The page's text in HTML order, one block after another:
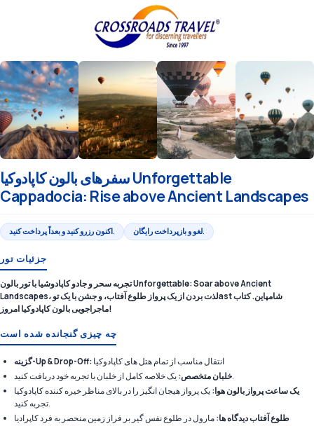
سفرهای بالون کاپادوکیا Unforgettable
Cappadocia: Rise above Ancient Landscapes
اکنون رزرو کنید و بعداً پرداخت کنید. لغو و بازپرداخت رایگان.
جزئیات تور
تجربه سحر و جادو کاپادوشیا با تور بالون Unforgettable: Soar above Ancient
Landscapes، لذت بردن از یک پرواز طلوع آفتاب، و جشن با یک توast شامپاین. کتاب
ماجراجویی بالون کاپادوکیا امروز!
چه چیزی گنجانده شده است
گزینه-Up & Drop-Off: انتقال مناسب از تمام هتل های کاپادوکیا
خلبان متخصص:یک خلاصه کامل از خلبان با تجربه خود دریافت کنید.
یک ساعت پرواز بالون هوا: یک پرواز هیجان انگیز را در بالای مناظر خیره کننده کاپادوکیا
تجربه کنید.
طلوع آفتاب دیدگاه ها: مارول در طلوع نفس گیر بر فراز زمین منحصر به فرد کاپرادیا